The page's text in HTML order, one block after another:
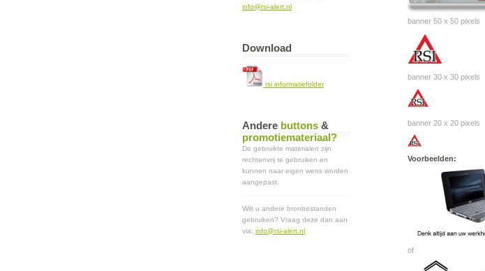
info@rsi-alert.nl
Download
rsi informatiefolder
Andere buttons &
promotiemateriaal?
De gebruikte materialen zijn
rechtenvrij te gebruiken en
kunnen naar eigen wens worden
aangepast.
Wilt u andere bronbestanden
gebruiken? Vraag deze dan aan
via: info@rsi-alert.nl
banner 50 x 50 pixels
banner 30 x 30 pixels
banner 20 x 20 pixels
Voorbeelden:
of